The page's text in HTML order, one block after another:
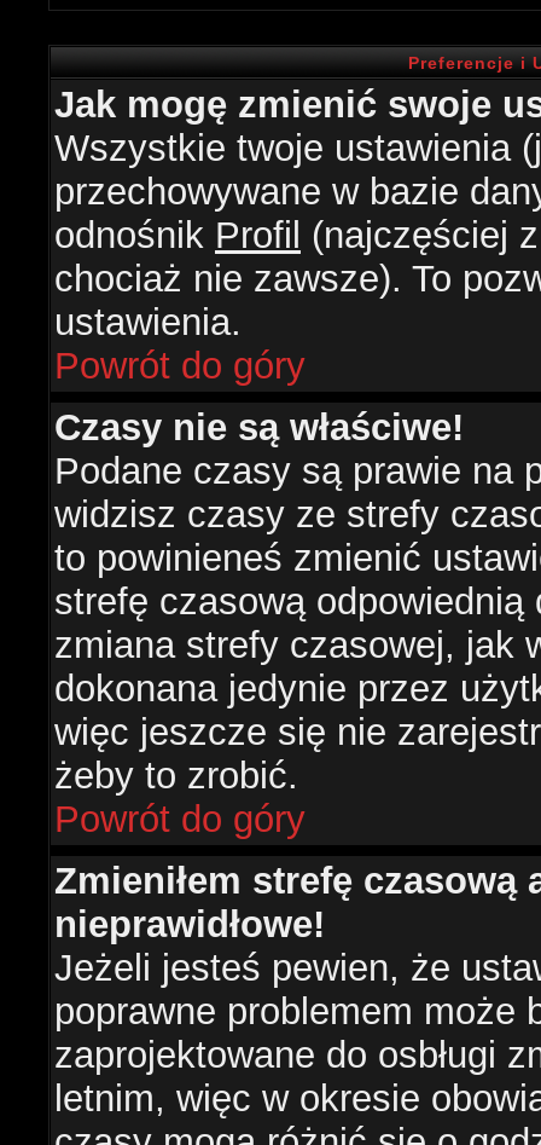
Preferencje i
Jak mogę zmienić swoje
Wszystkie twoje ustawienia
przechowywane w bazie
odnośnik Profil (najczęściej
chociaż nie zawsze). To
ustawienia.
Powrót do góry
Czasy nie są właściwe!
Podane czasy są prawie na
widzisz czasy ze strefy
to powinieneś zmienić
strefę czasową
zmiana strefy czasowej, jak
dokonana jedynie przez
więc jeszcze się nie
żeby to zrobić.
Powrót do góry
Zmieniłem strefę czasową
nieprawidłowe!
Jeżeli jesteś pewien, że
poprawne problemem może
zaprojektowane do osbługi
letnim, więc w okresie